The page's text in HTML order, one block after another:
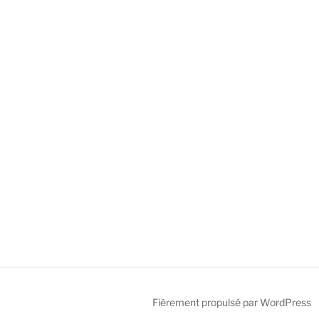
Fièrement propulsé par WordPress